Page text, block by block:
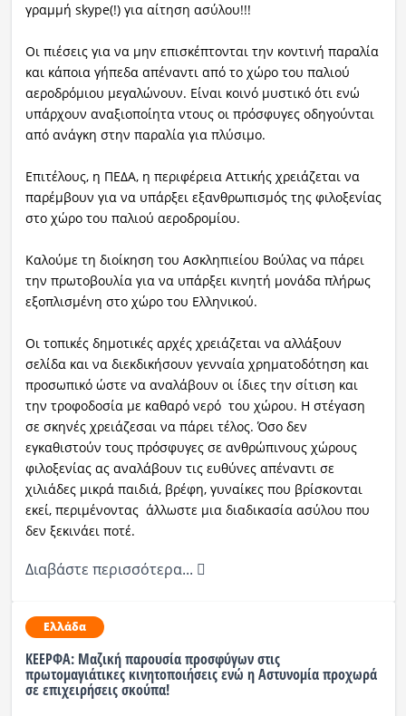
γραμμή skype(!) για αίτηση ασύλου!!!
Οι πιέσεις για να μην επισκέπτονται την κοντινή παραλία
και κάποια γήπεδα απέναντι από το χώρο του παλιού
αεροδρόμιου μεγαλώνουν. Είναι κοινό μυστικό ότι ενώ
υπάρχουν αναξιοποίητα ντους οι πρόσφυγες οδηγούνται
από ανάγκη στην παραλία για πλύσιμο.
Επιτέλους, η ΠΕΔΑ, η περιφέρεια Αττικής χρειάζεται να
παρέμβουν για να υπάρξει εξανθρωπισμός της φιλοξενίας
στο χώρο του παλιού αεροδρομίου.
Καλούμε τη διοίκηση του Ασκληπιείου Βούλας να πάρει
την πρωτοβουλία για να υπάρξει κινητή μονάδα πλήρως
εξοπλισμένη στο χώρο του Ελληνικού.
Οι τοπικές δημοτικές αρχές χρειάζεται να αλλάξουν
σελίδα και να διεκδικήσουν γενναία χρηματοδότηση και
προσωπικό ώστε να αναλάβουν οι ίδιες την σίτιση και
την τροφοδοσία με καθαρό νερό του χώρου. Η στέγαση
σε σκηνές χρειάζεσαι να πάρει τέλος. Όσο δεν
εγκαθιστούν τους πρόσφυγες σε ανθρώπινους χώρους
φιλοξενίας ας αναλάβουν τις ευθύνες απέναντι σε
χιλιάδες μικρά παιδιά, βρέφη, γυναίκες που βρίσκονται
εκεί, περιμένοντας άλλωστε μια διαδικασία ασύλου που
δεν ξεκινάει ποτέ.
Διαβάστε περισσότερα...
Ελλάδα
ΚΕΕΡΦΑ: Μαζική παρουσία προσφύγων στις
πρωτομαγιάτικες κινητοποιήσεις ενώ η Αστυνομία προχωρά
σε επιχειρήσεις σκούπα!